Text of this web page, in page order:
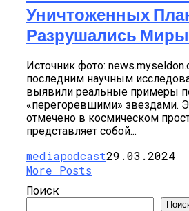
Уничтоженных
Разрушались Миры
Источник фото:
последним научным
выявили реальные примеры
«перегоревшими» звездами.
отмечено в космическом
представляет собой...
mediapodcast29.03.2024
More Posts
Поиск